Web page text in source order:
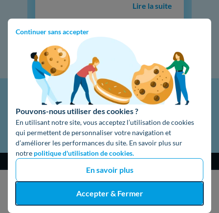
Continuer sans accepter
Pouvons-nous utiliser des cookies ?
En utilisant notre site, vous acceptez l’utilisation de cookies
qui permettent de personnaliser votre navigation et
d’améliorer les performances du site. En savoir plus sur
notre politique d'utilisation de cookies.
En savoir plus
Accepter & Fermer
J'obtiens un devis gratuit
Lire la suite